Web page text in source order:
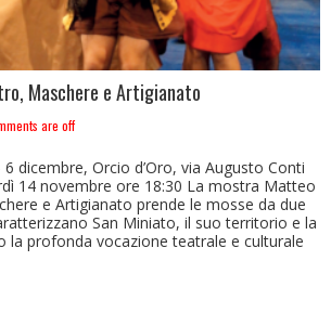
Maschere e Artigianato
are off
dicembre, Orcio d’Oro, via Augusto Conti
14 novembre ore 18:30 La mostra Matteo
e Artigianato prende le mosse da due
San Miniato, il suo territorio e la
la profonda vocazione teatrale e culturale